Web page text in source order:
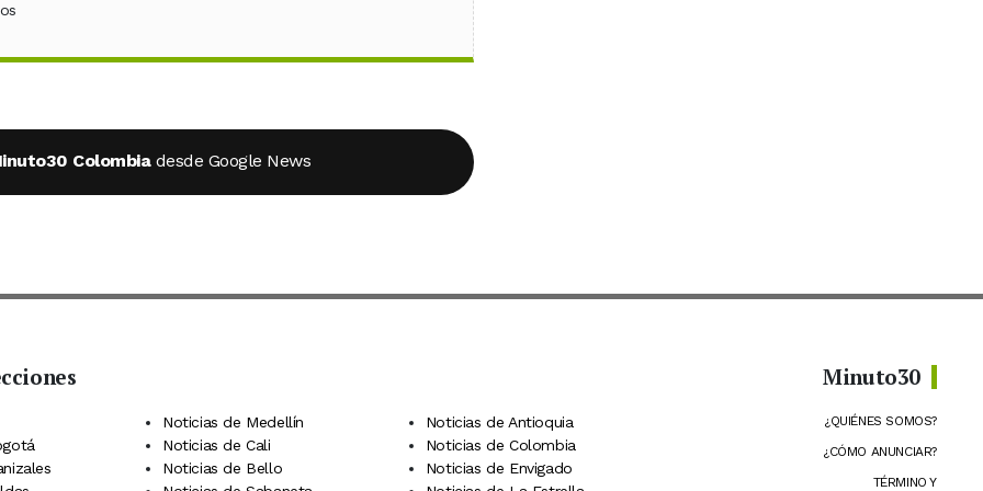
WhatsApp
Colombia desde Google News
Noticias de Medellín
Noticias de Antioquia
Noticias de Cali
Noticias de Colombia
Noticias de Bello
Noticias de Envigado
Minuto30
¿QUIÉNES SOMOS?
¿CÓMO ANUNCIAR?
TÉRMINO Y